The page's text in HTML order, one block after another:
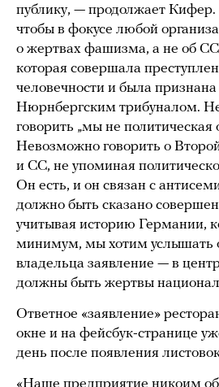
публику, — продолжает
чтобы в фокусе любой
о жертвах фашизма, а не об
которая совершала
человечности и была
Нюрнбергским трибуналом.
говорить „мы не политическая
Невозможно говорить о
и СС, не упоминая
Он есть, и он связан с
должно быть сказано
учитывая историю Германии,
минимум, мы хотим услышать
владельца заявление — в
должны быть жертвы
Ответное «заявление»
окне и на фейсбук-странице
день после появления